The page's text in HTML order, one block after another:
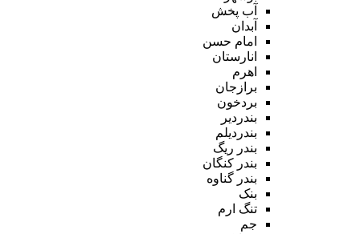
آب پخش
آبدان
امام حسن
انارستان
اهرم
برازجان
بردخون
بندردیر
بندردیلم
بندر ریگ
بندر کنگان
بندر گناوه
بنک
تنگ ارم
جم